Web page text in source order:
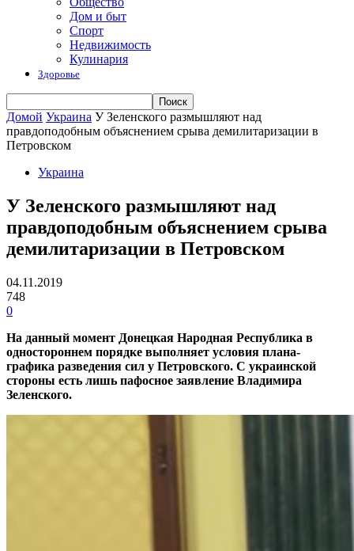
Дом и быт
Спорт
Недвижимость
Кулинария
Здоровье
Домой Украина У Зеленского размышляют над
правдоподобным объяснением срыва демилитаризации в
Петровском
Украина
У Зеленского размышляют над
правдоподобным объяснением срыва
демилитаризации в Петровском
04.11.2019
748
0
На данный момент Донецкая Народная Республика в
одностороннем порядке выполняет условия плана-
графика разведения сил у Петровского. С украинской
стороны есть лишь пафосное заявление Владимира
Зеленского.